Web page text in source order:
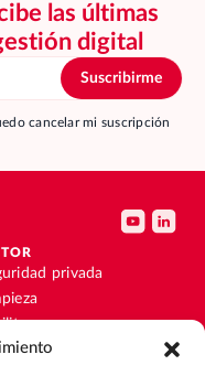
las últimas
digital
cancelar mi suscripción
privada
y